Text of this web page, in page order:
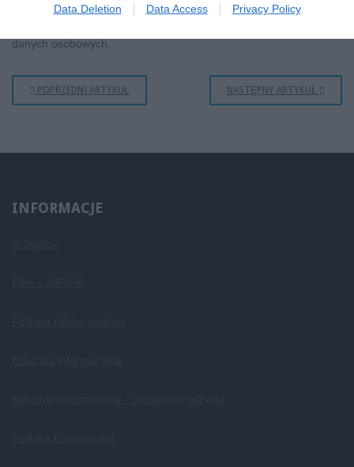
Data Deletion Data Access Privacy Policy
11) Dane osobowe nie będą wykorzystywane do profilowania ani
danych osobowych.
POPRZEDNI ARTYKUŁ NASTĘPNY ARTYKUŁ
INFORMACJE